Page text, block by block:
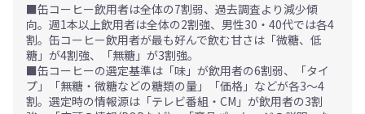
■缶コーヒー飲用者は全体の7割弱、過去調査より減少傾
向。週1本以上飲用者は全体の2割強、男性30・40代では各4
割。缶コーヒー飲用者が最も好んで飲む甘さは「微糖、低
糖」が4割強、「無糖」が3割強。
■缶コーヒーの選定基準は「味」が飲用者の6割弱、「タイ
プ」「無糖・微糖などの糖類の量」「価格」などが各3～4
割。選定時の情報源は「テレビ番組・CM」が飲用者の3割